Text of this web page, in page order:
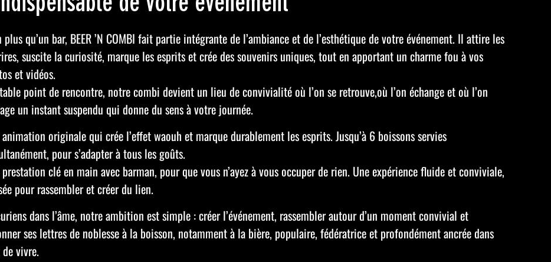
plus qu’un bar, BEER ’N COMBI fait partie intégrante de l’ambiance et de l’esthétique de votre événement. Il attire les
suscite la curiosité, marque les esprits et crée des souvenirs uniques, tout en apportant un charme fou à vos
et vidéos.
point de rencontre, notre combi devient un lieu de convivialité où l’on se retrouve,où l’on échange et où l’on
un instant suspendu qui donne du sens à votre journée.
animation originale qui crée l’effet waouh et marque durablement les esprits. Jusqu’à 6 boissons servies
pour s’adapter à tous les goûts.
prestation clé en main avec barman, pour que vous n’ayez à vous occuper de rien. Une expérience fluide et conviviale,
pour rassembler et créer du lien.
dans l’âme, notre ambition est simple : créer l’événement, rassembler autour d’un moment convivial et
ses lettres de noblesse à la boisson, notamment à la bière, populaire, fédératrice et profondément ancrée dans
de vivre.